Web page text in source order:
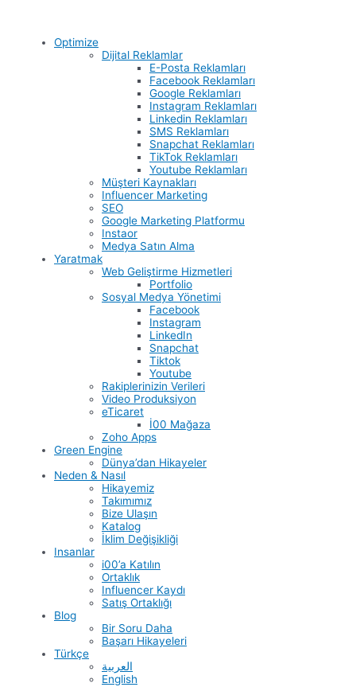
Optimize
Dijital Reklamlar
E-Posta Reklamları
Facebook Reklamları
Google Reklamları
Instagram Reklamları
Linkedin Reklamları
SMS Reklamları
Snapchat Reklamları
TikTok Reklamları
Youtube Reklamları
Müşteri Kaynakları
Influencer Marketing
SEO
Google Marketing Platformu
Instaor
Medya Satın Alma
Yaratmak
Web Geliştirme Hizmetleri
Portfolio
Sosyal Medya Yönetimi
Facebook
Instagram
LinkedIn
Snapchat
Tiktok
Youtube
Rakiplerinizin Verileri
Video Produksiyon
eTicaret
İ00 Mağaza
Zoho Apps
Green Engine
Dünya’dan Hikayeler
Neden & Nasıl
Hikayemiz
Takımımız
Bize Ulaşın
Katalog
İklim Değişikliği
Insanlar
i00’a Katılın
Ortaklık
Influencer Kaydı
Satış Ortaklığı
Blog
Bir Soru Daha
Başarı Hikayeleri
Türkçe
العربية
English